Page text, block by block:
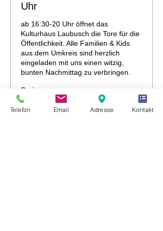
Uhr
ab 16:30-20 Uhr öffnet das
Kulturhaus Laubusch die Tore für die
Öffentlichkeit. Alle Familien & Kids
aus dem Umkreis sind herzlich
eingeladen mit uns einen witzig,
bunten Nachmittag zu verbringen.
Preis
6,00 €
Telefon Email Adresse Kontakt